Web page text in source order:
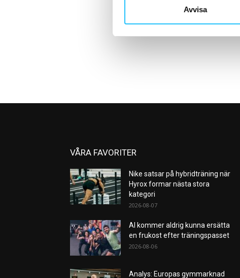
Avvisa
VÅRA FAVORITER
Nike satsar på hybridträning när
Hyrox formar nästa stora
kategori
2026-08-07
AI kommer aldrig kunna ersätta
en frukost efter träningspasset
2026-08-06
Analys: Europas gymmarknad